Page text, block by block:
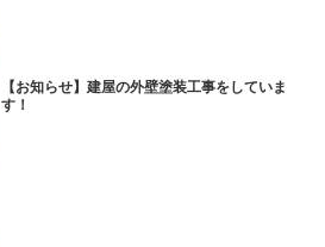
【お知らせ】建屋の外壁塗装工事をしていま
す！